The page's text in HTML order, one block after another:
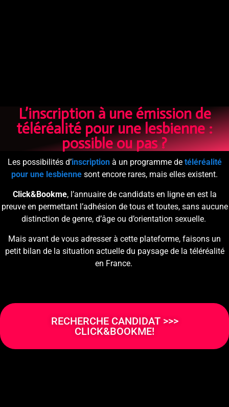
L’inscription à une émission de
téléréalité pour une lesbienne :
possible ou pas ?
Les possibilités d’inscription à un programme de téléréalité
pour une lesbienne sont encore rares, mais elles existent.
Click&Bookme, l’annuaire de candidats en ligne en est la
preuve en permettant l’adhésion de tous et toutes, sans aucune
distinction de genre, d’âge ou d’orientation sexuelle.
Mais avant de vous adresser à cette plateforme, faisons un
petit bilan de la situation actuelle du paysage de la téléréalité
en France.
RECHERCHE CANDIDAT >>>
CLICK&BOOKME!